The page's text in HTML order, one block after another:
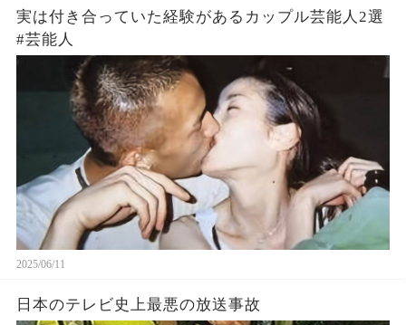
実は付き合っていた経験があるカップル芸能人2選
#芸能人
2025/06/11
日本のテレビ史上最悪の放送事故